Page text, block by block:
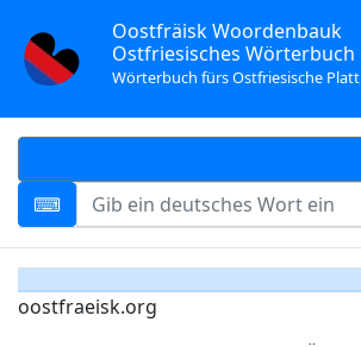
Oostfräisk Woordenbauk
Ostfriesisches Wörterbuch
Wörterbuch fürs Ostfriesische Platt
oostfraeisk.org